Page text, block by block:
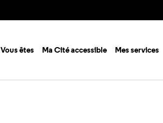
Vous êtes Ma Cité accessible Mes services